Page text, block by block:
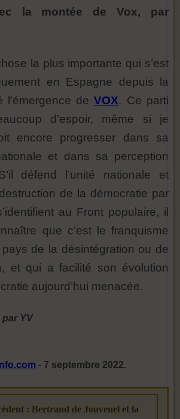
la montée de Vox, par
la plus importante qui s’est
en Espagne depuis la
l’émergence deVOX. Ce parti
d’espoir, même si je
encore progresser dans sa
et dans sa perception
défend l’unité nationale et
de la démocratie par
au Front populaire, il
que c’est le franquisme
de la désintégration ou de
et qui a facilité son évolution
aujourd’hui menacée.
YV
- 7 septembre 2022.
: Bertrand de Jouvenel et la